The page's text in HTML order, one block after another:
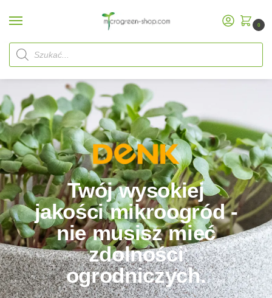
0
Start Marka Denk
Twój wysokiej
jakości mikroogród -
nie musisz mieć
zdolności
ogrodniczych.